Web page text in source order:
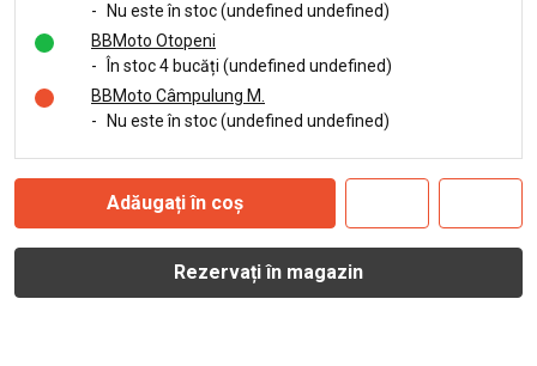
-
Nu este în stoc (undefined undefined)
BBMoto Otopeni
-
În stoc 4 bucăți (undefined undefined)
BBMoto Câmpulung M.
-
Nu este în stoc (undefined undefined)
Adăugați în coș
Rezervați în magazin